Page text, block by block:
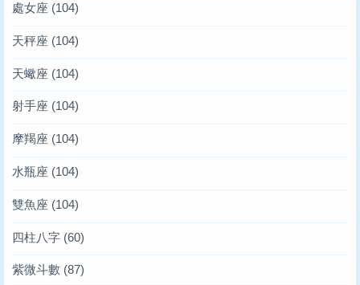
處女座 (104)
天秤座 (104)
天蠍座 (104)
射手座 (104)
摩羯座 (104)
水瓶座 (104)
雙魚座 (104)
四柱八字 (60)
紫微斗數 (87)